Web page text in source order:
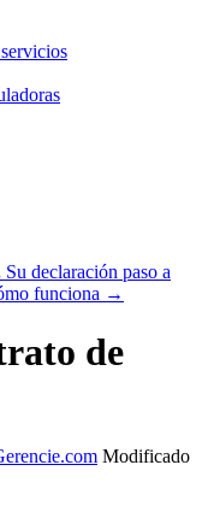
Su declaración paso a
funciona →
de
Modificado